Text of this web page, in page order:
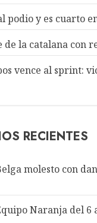
podio y es cuarto
la catalana con
vence al sprint:
RECIENTES
molesto con
Naranja del 6